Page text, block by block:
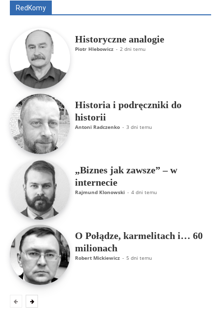
RedKomy
Historyczne analogie
Piotr Hlebowicz - 2 dni temu
Historia i podręczniki do
historii
Antoni Radczenko - 3 dni temu
„Biznes jak zawsze” – w
internecie
Rajmund Klonowski - 4 dni temu
O Połądze, karmelitach i… 60
milionach
Robert Mickiewicz - 5 dni temu